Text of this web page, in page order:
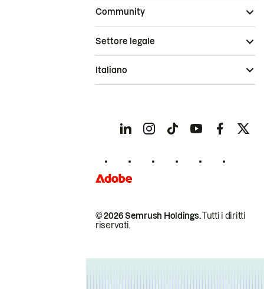
Community
© 2026 Semrush Holdings.Tutti i diritti
riservati.
Settore legale
Italiano